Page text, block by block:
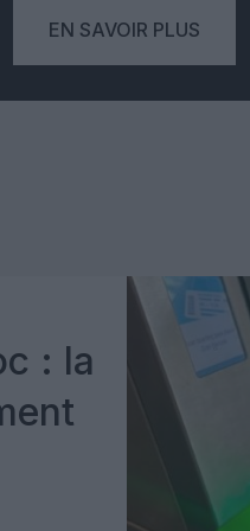
EN SAVOIR PLUS
: la